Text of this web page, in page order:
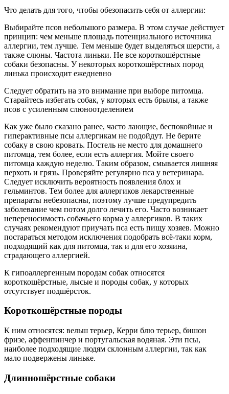
Что делать для того, чтобы обезопасить себя от аллергии:
Выбирайте псов небольшого размера. В этом случае действует
принцип: чем меньше площадь потенциального источника
аллергии, тем лучше. Тем меньше будет выделяться шерсти, а
также слюны. Частота линьки. Не все короткошёрстные
собаки безопасны. У некоторых короткошёрстных пород
линька происходит ежедневно
Следует обратить на это внимание при выборе питомца.
Старайтесь избегать собак, у которых есть брылы, а также
псов с усиленным слюноотделением
Как уже было сказано ранее, часто лающие, беспокойные и
гиперактивные псы аллергикам не подойдут. Не берите
собаку в свою кровать. Постель не место для домашнего
питомца, тем более, если есть аллергия. Мойте своего
питомца каждую неделю. Таким образом, смывается лишняя
перхоть и грязь. Проверяйте регулярно пса у ветеринара.
Следует исключить вероятность появления блох и
гельминтов. Тем более для аллергиков лекарственные
препараты небезопасны, поэтому лучше предупредить
заболевание чем потом долго лечить его. Часто возникает
непереносимость собачьего корма у аллергиков. В таких
случаях рекомендуют приучать пса есть пищу хозяев. Можно
постараться методом исключения подобрать всё-таки корм,
подходящий как для питомца, так и для его хозяина,
страдающего аллергией.
К гипоаллергенным породам собак относятся
короткошёрстные, лысые и породы собак, у которых
отсутствует подшёрсток.
Короткошёрстные породы
К ним относятся: вельш терьер, Керри блю терьер, бишон
фризе, аффенпинчер и португальская водяная. Эти псы,
наиболее подходящие людям склонным аллергии, так как
мало подвержены линьке.
Длинношёрстные собаки